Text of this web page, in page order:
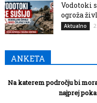
Vodotoki
ogroža
Aktualno
ANKETA
Na katerem področju bi
najprej